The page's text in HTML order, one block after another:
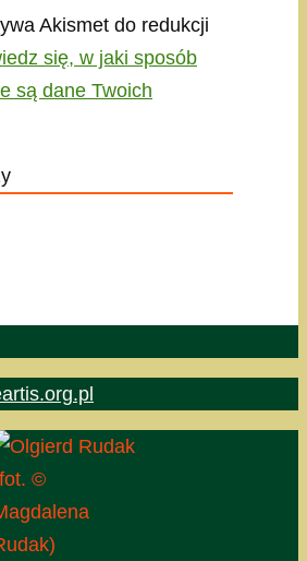
Akismet do redukcji
się, w jaki sposób
są dane Twoich
©